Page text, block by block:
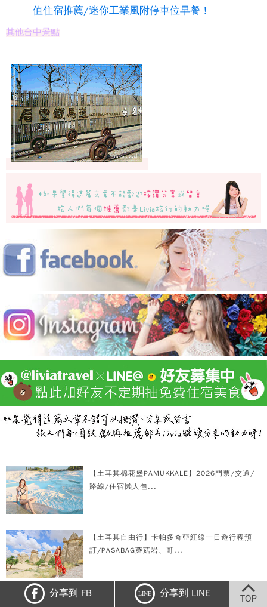
值住宿推薦/迷你工業風附停車位早餐！
其他台中景點
【土耳其棉花堡PAMUKKALE】2026門票/交通/
路線/住宿懶人包...
【土耳其自由行】卡帕多奇亞紅線一日遊行程預
訂/PASABAG蘑菇岩、哥...
【芬蘭追極光】ROVANIEMI羅凡尼米到
分享到 FB LINE 分享到 LINE TOP